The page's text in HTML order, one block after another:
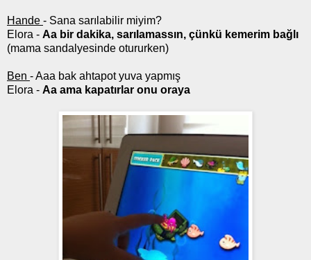
Hande - Sana sarılabilir miyim?
Elora - Aa bir dakika, sarılamassın, çünkü kemerim bağlı
(mama sandalyesinde otururken)
Ben - Aaa bak ahtapot yuva yapmış
Elora - Aa ama kapatırlar onu oraya